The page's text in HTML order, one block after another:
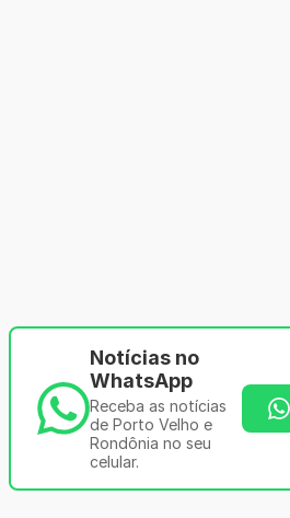
Notícias no
WhatsApp
Receba as notícias
de Porto Velho e
Rondônia no seu
celular.